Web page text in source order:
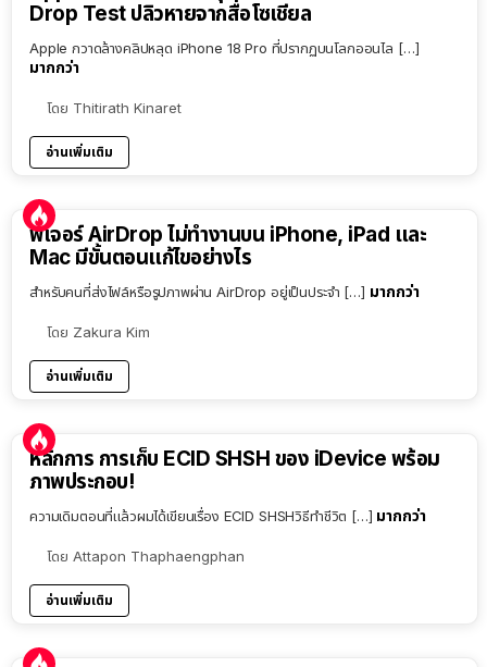
Drop Test ปลิวหายจากสื่อโซเชียล
Apple กวาดล้างคลิปหลุด iPhone 18 Pro ที่ปรากฏบนโลกออนไล […]
มากกว่า
โดย Thitirath Kinaret
อ่านเพิ่มเติม
ฟีเจอร์ AirDrop ไม่ทำงานบน iPhone, iPad และ
Mac มีขั้นตอนแก้ไขอย่างไร
สำหรับคนที่ส่งไฟล์หรือรูปภาพผ่าน AirDrop อยู่เป็นประจำ […] มากกว่า
โดย Zakura Kim
อ่านเพิ่มเติม
หลักการ การเก็บ ECID SHSH ของ iDevice พร้อม
ภาพประกอบ!
ความเดิมตอนที่แล้วผมได้เขียนเรื่อง ECID SHSHวิธีทำชีวิต […] มากกว่า
โดย Attapon Thaphaengphan
อ่านเพิ่มเติม